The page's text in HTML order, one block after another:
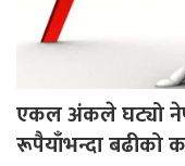
एकल अंकले घट्यो
रूपैयाँभन्दा बढीको